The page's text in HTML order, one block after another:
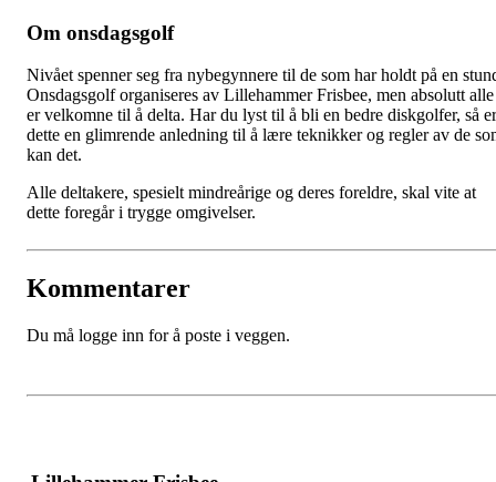
Om onsdagsgolf
Nivået spenner seg fra nybegynnere til de som har holdt på en
Onsdagsgolf organiseres av Lillehammer Frisbee, men absolutt alle
er velkomne til å delta. Har du lyst til å bli en bedre diskgolfer, så er
dette en glimrende anledning til å lære teknikker og regler av de
kan det.
Alle deltakere, spesielt mindreårige og deres foreldre, skal vite at
dette foregår i trygge omgivelser.
Kommentarer
Du må logge inn for å poste i veggen.